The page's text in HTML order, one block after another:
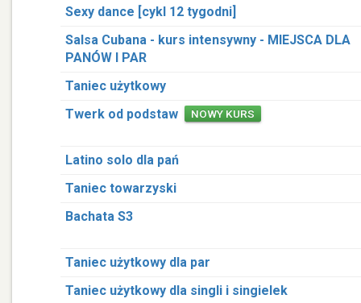
Sexy dance [cykl 12 tygodni]
Salsa Cubana - kurs intensywny - MIEJSCA DLA
PANÓW I PAR
Taniec użytkowy
Twerk od podstaw
NOWY KURS
Latino solo dla pań
Taniec towarzyski
Bachata S3
Taniec użytkowy dla par
Taniec użytkowy dla singli i singielek